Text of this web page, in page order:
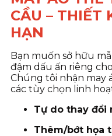
CẦU – THIẾT
HẠN
Bạn muốn sở hữu
đậm dấu ấn riêng
Chúng tôi nhận may
các tùy chọn linh
Tự do thay đổi
Thêm/bớt họa